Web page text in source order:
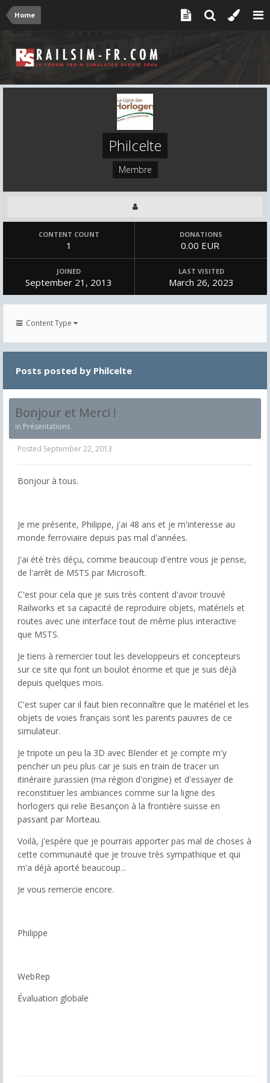
Home
Philcelte
Membre
CONTENT COUNT
1
DONATIONS
0.00 EUR
JOINED
September 21, 2013
LAST VISITED
March 26, 2023
Content Type
Posts posted by Philcelte
Bonjour et Merci !
in Présentations
Posted September 22, 2013
Bonjour à tous.
Je me présente, Philippe, j'ai 48 ans et je m'interesse au
monde ferroviaire depuis pas mal d'années.
J'ai été très déçu, comme beaucoup d'entre vous je pense,
de l'arrêt de MSTS par Microsoft.
C'est pour cela que je suis très content d'avoir trouvé
Railworks et sa capacité de reproduire objets, matériels et
routes avec une interface tout de même plus interactive
que MSTS.
Je tiens à remercier tout les developpeurs et concepteurs
sur ce site qui font un boulot énorme et que je suis déjà
depuis quelques mois.
C'est super car il faut bien reconnaître que le matériel et les
objets de voies français sont les parents pauvres de ce
simulateur.
Je tripote un peu la 3D avec Blender et je compte m'y
pencher un peu plus car je suis en train de tracer un
itinéraire jurassien (ma région d'origine) et d'essayer de
reconstituer les ambiances comme sur la ligne des
horlogers qui relie Besançon à la frontière suisse en
passant par Morteau.
Voilà, j'espère que je pourrais apporter pas mal de choses à
cette communauté que je trouve très sympathique et qui
m'a déjà aporté beaucoup...
Je vous remercie encore.
Philippe
WebRep
Évaluation globale